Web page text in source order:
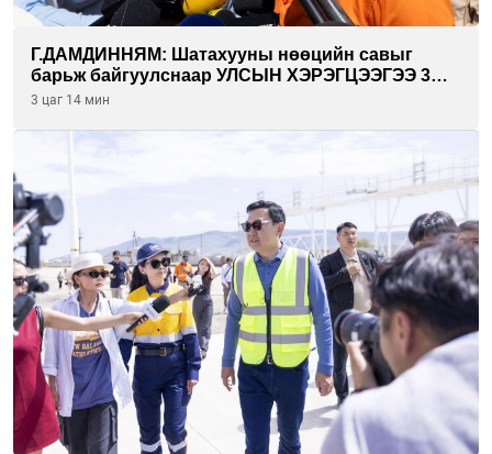
Г.ДАМДИННЯМ: Шатахууны нөөцийн савыг
барьж байгуулснаар УЛСЫН ХЭРЭГЦЭЭГЭЭ 3
САРААР НӨӨЦЛӨДӨГ болно
3 цаг 14 мин